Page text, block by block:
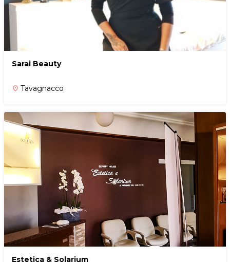
Sarai Beauty
place Tavagnacco
Estetica & Solarium